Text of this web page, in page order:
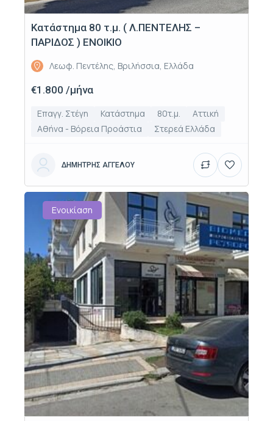
Κατάστημα 80 τ.μ. ( Λ.ΠΕΝΤΕΛΗΣ –
ΠΑΡΙΔΟΣ ) ΕΝΟΙΚΙΟ
Λεωφ. Πεντέλης, Βριλήσσια, Ελλάδα
€1.800 /μήνα
Επαγγ. Στέγη Κατάστημα 80τ.μ.
Αττική
Αθήνα - Βόρεια Προάστια
Στερεά Ελλάδα
ΔΗΜΗΤΡΗΣ ΑΓΓΕΛΟΥ
Ενοικίαση